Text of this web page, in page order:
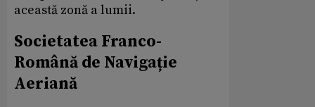
această zonă a lumii.
Societatea Franco-
Română de Navigație
Aeriană